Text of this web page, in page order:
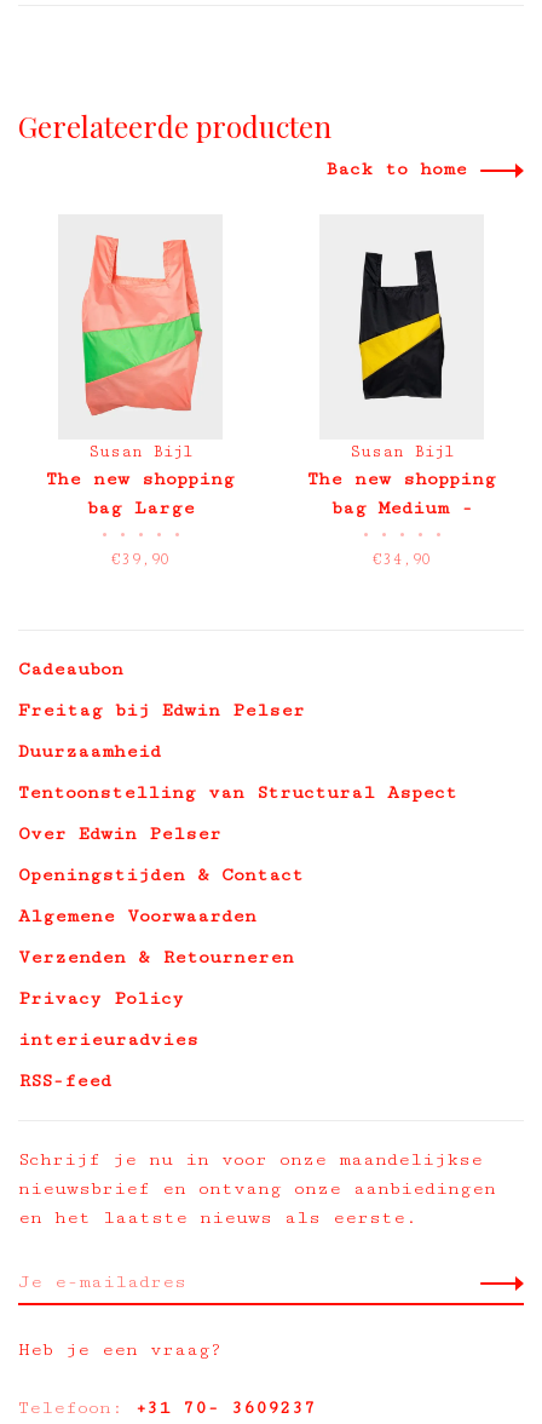
Gerelateerde producten
Back to home
Susan Bijl
The new shopping
bag Large
• • • • •
€39,90
Susan Bijl
The new shopping
bag Medium -
Untitled 2026
• • • • •
€34,90
Cadeaubon
Freitag bij Edwin Pelser
Duurzaamheid
Tentoonstelling van Structural Aspect
Over Edwin Pelser
Openingstijden & Contact
Algemene Voorwaarden
Verzenden & Retourneren
Privacy Policy
interieuradvies
RSS-feed
Schrijf je nu in voor onze maandelijkse
nieuwsbrief en ontvang onze aanbiedingen
en het laatste nieuws als eerste.
Heb je een vraag?
Telefoon: +31 70- 3609237